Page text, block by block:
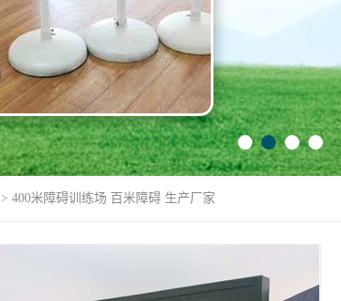
> 400米障碍训练场 百米障碍 生产厂家